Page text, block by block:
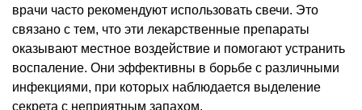
врачи часто рекомендуют использовать свечи. Это
связано с тем, что эти лекарственные препараты
оказывают местное воздействие и помогают устранить
воспаление. Они эффективны в борьбе с различными
инфекциями, при которых наблюдается выделение
секрета с неприятным запахом.